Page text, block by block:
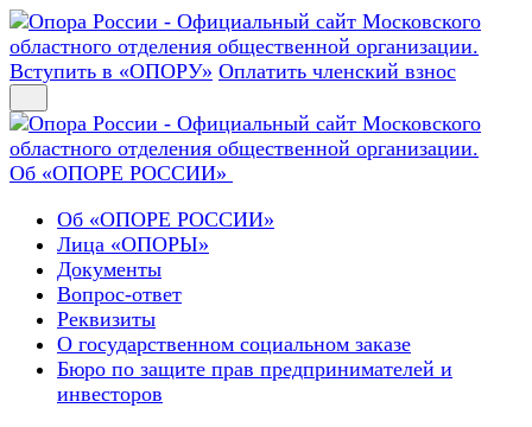
Вступить в «ОПОРУ» Оплатить членский взнос
Об «ОПОРЕ РОССИИ»
Об «ОПОРЕ РОССИИ»
Лица «ОПОРЫ»
Документы
Вопрос-ответ
Реквизиты
О государственном социальном заказе
Бюро по защите прав предпринимателей и
инвесторов